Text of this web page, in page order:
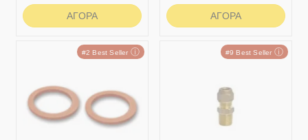
ΑΓΟΡΆ ΑΓΟΡΆ
#2 Best Seller ⓘ #9 Best Seller ⓘ